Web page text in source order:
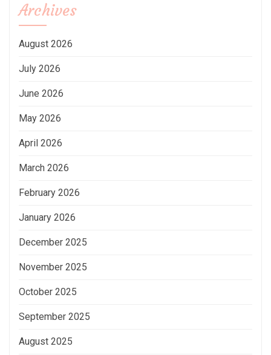
Archives
August 2026
July 2026
June 2026
May 2026
April 2026
March 2026
February 2026
January 2026
December 2025
November 2025
October 2025
September 2025
August 2025